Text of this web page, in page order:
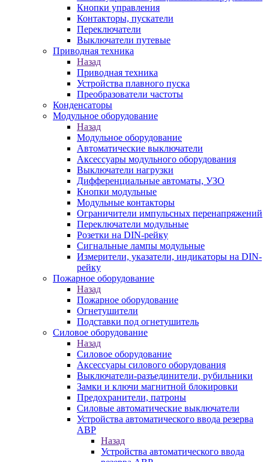
Кнопки управления
Контакторы, пускатели
Переключатели
Выключатели путевые
Приводная техника
Назад
Приводная техника
Устройства плавного пуска
Преобразователи частоты
Конденсаторы
Модульное оборудование
Назад
Модульное оборудование
Автоматические выключатели
Аксессуары модульного оборудования
Выключатели нагрузки
Дифференциальные автоматы, УЗО
Кнопки модульные
Модульные контакторы
Ограничители импульсных перенапряжений
Переключатели модульные
Розетки на DIN-рейку
Сигнальные лампы модульные
Измерители, указатели, индикаторы на DIN-
рейку
Пожарное оборудование
Назад
Пожарное оборудование
Огнетушители
Подставки под огнетушитель
Силовое оборудование
Назад
Силовое оборудование
Аксессуары силового оборудования
Выключатели-разъединители, рубильники
Замки и ключи магнитной блокировки
Предохранители, патроны
Силовые автоматические выключатели
Устройства автоматического ввода резерва
АВР
Назад
Устройства автоматического ввода